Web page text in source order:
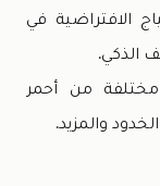
الافتراضية في
الذكي.
من أحمر
والمزيد.